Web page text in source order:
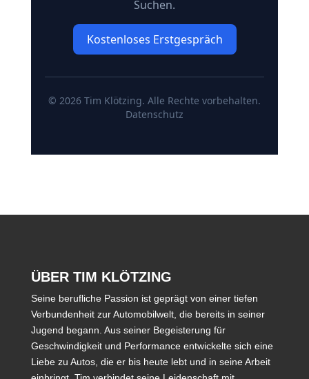
ÜBER TIM KLÖTZING
Seine berufliche Passion ist geprägt von einer tiefen
Verbundenheit zur Automobilwelt, die bereits in seiner
Jugend begann. Aus seiner Begeisterung für
Geschwindigkeit und Performance entwickelte sich eine
Liebe zu Autos, die er bis heute lebt und in seine Arbeit